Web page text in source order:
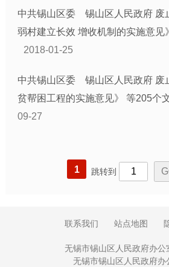
基层政务平台
乡镇街道信息公开目录
中共锡山区委 锡山区人民政府 废
弱村建立长效 增收机制的实施意见
2018-01-25
中共锡山区委 锡山区人民政府 废
贫帮困工程的实施意见》 等205个
09-27
1 跳转到
联系我们 站点地图
无锡市锡山区人民政府办公
无锡市锡山区人民政府办